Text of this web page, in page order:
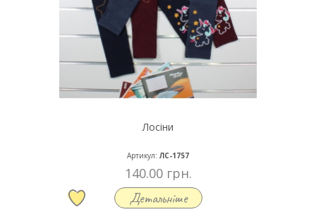
Лосіни
Артикул: ЛС-1757
140.00 грн.
Детальніше